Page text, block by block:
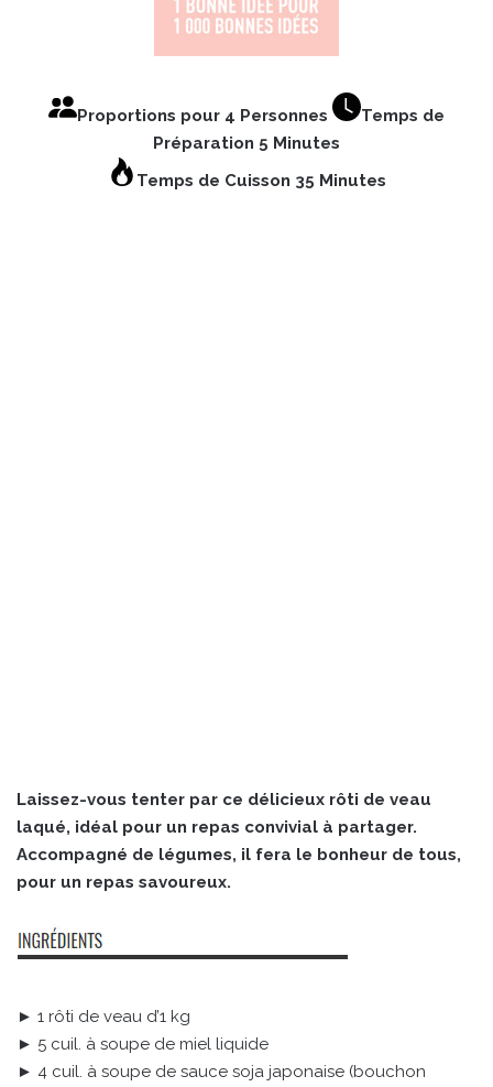
Proportions pour 4 Personnes
Temps de
Préparation 5 Minutes
Temps de Cuisson 35 Minutes
Laissez-vous tenter par ce délicieux rôti de veau
laqué, idéal pour un repas convivial à partager.
Accompagné de légumes, il fera le bonheur de tous,
pour un repas savoureux.
► 1 rôti de veau d’1 kg
► 5 cuil. à soupe de miel liquide
► 4 cuil. à soupe de sauce soja japonaise (bouchon